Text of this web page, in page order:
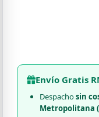
Envío Gratis
Despachosin
Metropolitana